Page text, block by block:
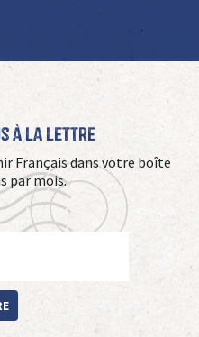
à La Lettre
Français dans votre boîte
par mois.